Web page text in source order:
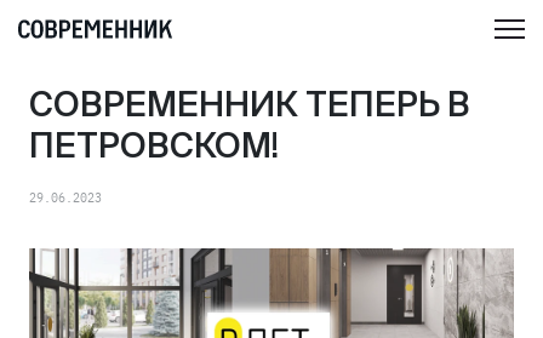
СОВРЕМЕННИК ТЕПЕРЬ В
ПЕТРОВСКОМ!
29.06.2023